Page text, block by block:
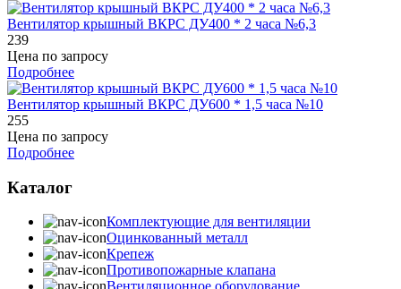
Вентилятор крышный ВКРС ДУ400 * 2 часа №6,3
239
Цена по запросу
Подробнее
Вентилятор крышный ВКРС ДУ600 * 1,5 часа №10
255
Цена по запросу
Подробнее
Каталог
Комплектующие для вентиляции
Оцинкованный металл
Крепеж
Противопожарные клапана